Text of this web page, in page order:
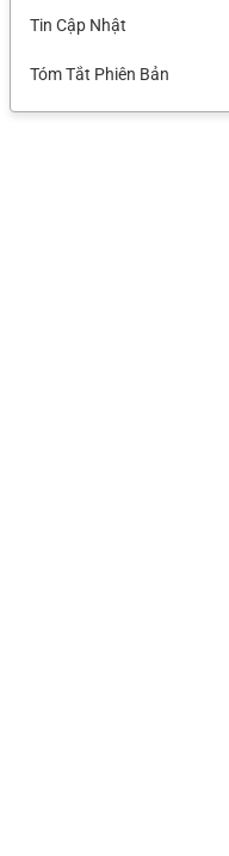
Tin Cập Nhật
Tóm Tắt Phiên Bản